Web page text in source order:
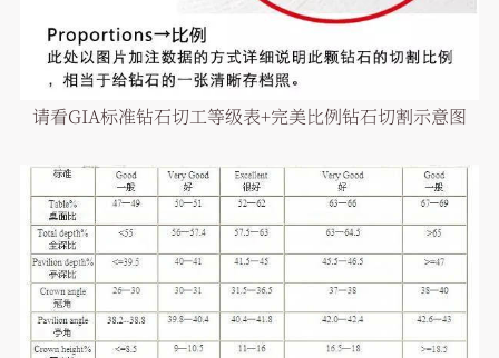
请看GIA标准钻石切工等级表+完美比例钻石切割示意图